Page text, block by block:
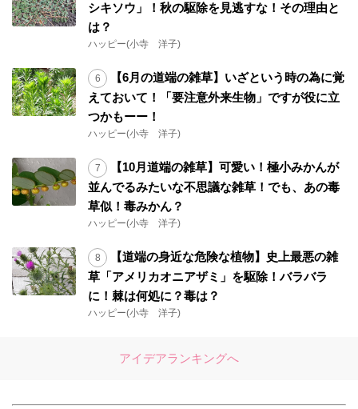
シキソウ」！秋の駆除を見逃すな！その理由と
は？
ハッピー(小寺 洋子)
【6月の道端の雑草】いざという時の為に覚
えておいて！「要注意外来生物」ですが役に立
つかもーー！
ハッピー(小寺 洋子)
【10月道端の雑草】可愛い！極小みかんが
並んでるみたいな不思議な雑草！でも、あの毒
草似！毒みかん？
ハッピー(小寺 洋子)
【道端の身近な危険な植物】史上最悪の雑
草「アメリカオニアザミ」を駆除！バラバラ
に！棘は何処に？毒は？
ハッピー(小寺 洋子)
アイデアランキングへ